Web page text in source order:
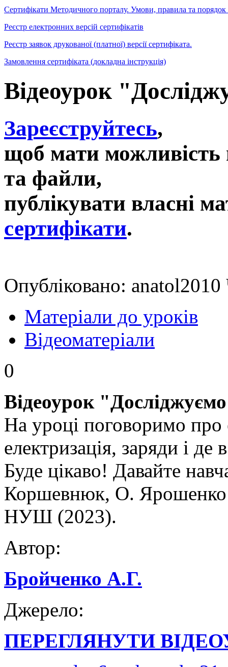
Сертифікати Методичного порталу. Умови, правила та порядок
Реєстр електронних версій сертифікатів
Реєстр заявок друкованої (платної) версії сертифіката.
Замовлення сертифіката (докладна інструкція)
Відеоурок
Зареєструйтесь,
щоб мати можливість
та файли,
публікувати власні
сертифікати.
Опубліковано:
Матеріали до уроків
Відеоматеріали
0
Відеоурок
На уроці поговоримо про
електризація, заряди і
Буде цікаво! Давайте
Коршевнюк, О. Ярошенко
НУШ (2023).
Автор:
Бройченко А.Г.
Джерело:
ПЕРЕГЛЯНУТИ